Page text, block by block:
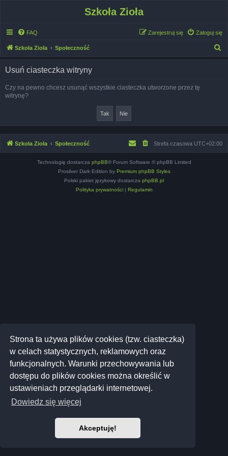
Strona ta używa plików cookies (tzw. ciasteczka)
w celach statystycznych, reklamowych oraz
funkcjonalnych. Warunki przechowywania lub
dostępu do plików cookies można określić w
ustawieniach przeglądarki internetowej.
Dowiedz się więcej
Akceptuję!
Szkoła Zioła
FAQ Zaloguj się
Zarejestruj się
Szkoła Zioła Społeczność
Usuń ciasteczka witryny
Czy na pewno chcesz usunąć wszystkie ciasteczka utworzone przez tę
witrynę?
Szkoła Zioła Społeczność Strefa czasowa UTC+02:00
Technologię dostarcza phpBB® Forum Software © phpBB Limited
Prosilver Dark Edition by Premium phpBB Styles
Polski pakiet językowy dostarcza phpBB.pl
Polityka prywatności| Regulamin